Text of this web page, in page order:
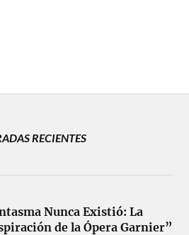
RECIENTES
Nunca Existió: La
de la Ópera Garnier”